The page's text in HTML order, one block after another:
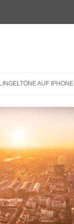
AUF IPHONE